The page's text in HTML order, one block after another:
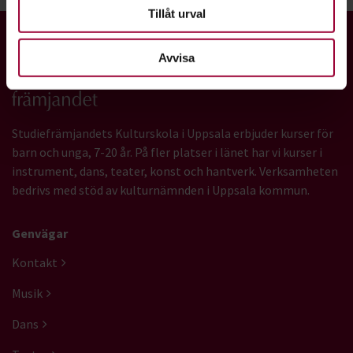
Tillåt urval
Avvisa
Studiefrämjandets Kulturskola i Uppsala erbjuder kurser för
barn och unga, 7-20 år. På fler platser i länet har vi kurser i
instrument, dans, teater, konst och hantverk. Verksamheten
bedrivs med stöd av kulturnämnden i Uppsala kommun.
Genvägar
Kontakt
Musik
Dans